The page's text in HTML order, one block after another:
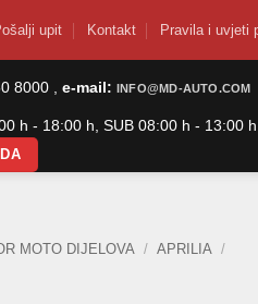
upit Kontakt Pravila i uvjeti
8000 , e-mail: INFO@MD-AUTO.COM
h - 18:00 h, SUB 08:00 h - 13:00 h
MOTO DIJELOVA / APRILIA /